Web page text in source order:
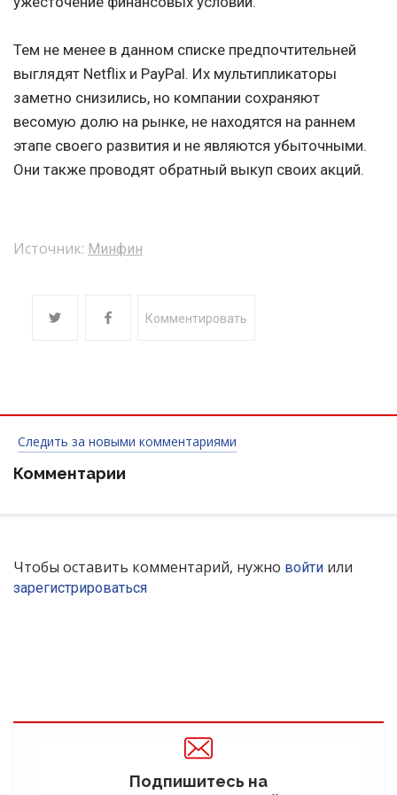
Тем не менее в данном списке предпочтительней
выглядят Netflix и PayPal. Их мультипликаторы
заметно снизились, но компании сохраняют
весомую долю на рынке, не находятся на раннем
этапе своего развития и не являются убыточными.
Они также проводят обратный выкуп своих акций.
Источник: Минфин
Комментировать
Следить за новыми комментариями
Комментарии
Чтобы оставить комментарий, нужно войти или
зарегистрироваться
Подпишитесь на